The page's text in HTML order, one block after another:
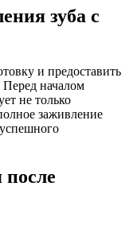
зуба с
и предоставить
Перед началом
не только
заживление
после